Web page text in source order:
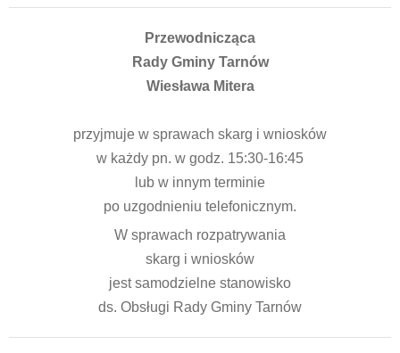
Przewodnicząca
Rady Gminy Tarnów
Wiesława Mitera
przyjmuje w sprawach skarg i wniosków
w każdy pn. w godz. 15:30-16:45
lub w innym terminie
po uzgodnieniu telefonicznym.
W sprawach rozpatrywania
skarg i wniosków
jest samodzielne stanowisko
ds. Obsługi Rady Gminy Tarnów